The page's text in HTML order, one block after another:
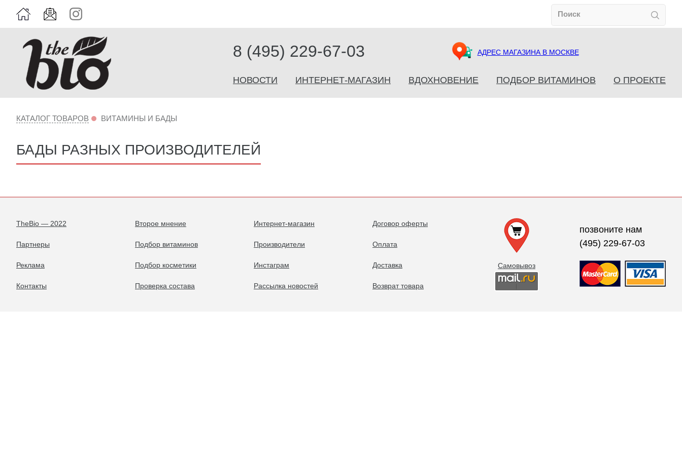
8 (495) 229-67-03 АДРЕС МАГАЗИНА В МОСКВЕ
НОВОСТИ ИНТЕРНЕТ-МАГАЗИН ВДОХНОВЕНИЕ ПОДБОР ВИТАМИНОВ О ПРОЕКТЕ
КАТАЛОГ ТОВАРОВ ВИТАМИНЫ И БАДЫ
БАДЫ РАЗНЫХ ПРОИЗВОДИТЕЛЕЙ
TheBio — 2022
Партнеры
Реклама
Контакты
Второе мнение
Подбор витаминов
Подбор косметики
Проверка состава
Интернет-магазин
Производители
Инстаграм
Рассылка новостей
Договор оферты
Оплата
Доставка
Возврат товара
Самовывоз
позвоните нам
(495) 229-67-03